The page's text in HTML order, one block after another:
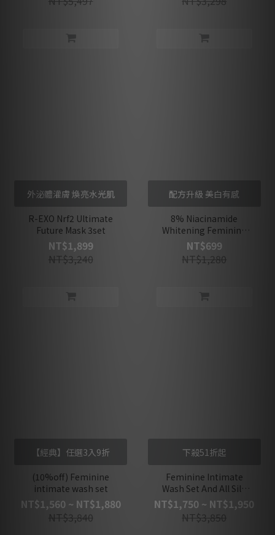
Biotin & ProbioTics
外泌體灌膚 煥亮水光肌
R-EXO Nrf2 Ultimate
Future Mask 3set
NT$1,899
NT$3,240
配方升級 美白有感
8% Niacinamide
Whitening Feminine
Intimate Cleansing Gel
NT$699
NT$1,280
【經典】任選3入9折
(10%off) Feminine
intimate wash set
NT$1,560 ~ NT$1,880
NT$3,840
下殺51折起
Feminine Intimate
Wash Set And All Silk
Women's Pants
NT$1,750 ~ NT$1,950
NT$3,850